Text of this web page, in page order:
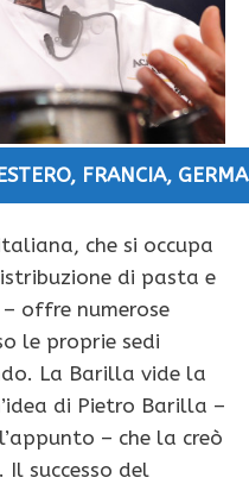
, FRANCIA,
che si occupa
di pasta e
offre numerose
le proprie sedi
La Barilla vide la
di Pietro Barilla –
– che la creò
successo del